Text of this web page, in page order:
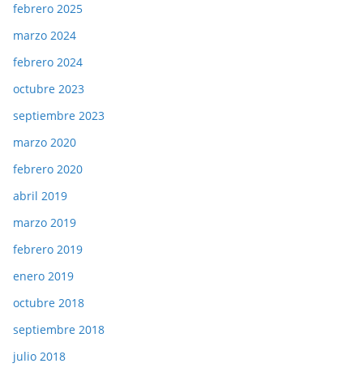
febrero 2025
marzo 2024
febrero 2024
octubre 2023
septiembre 2023
marzo 2020
febrero 2020
abril 2019
marzo 2019
febrero 2019
enero 2019
octubre 2018
septiembre 2018
julio 2018